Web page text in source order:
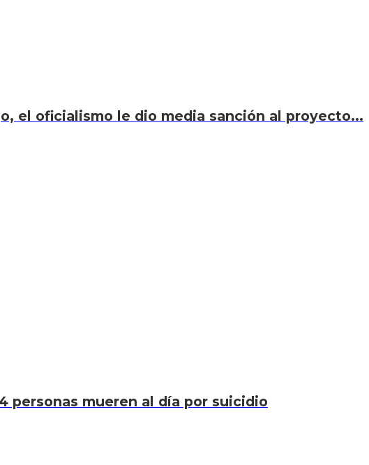
el oficialismo le dio media sanción al proyecto...
personas mueren al día por suicidio